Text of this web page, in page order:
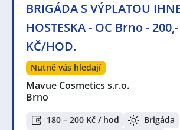
BRIGÁDA S VÝPLATOU
HOSTESKA - OC Brno - 200,-
KČ/HOD.
Nutně vás hledají
Mavue Cosmetics s.r.o.
Brno
180 – 200 Kč / hod
Brigáda